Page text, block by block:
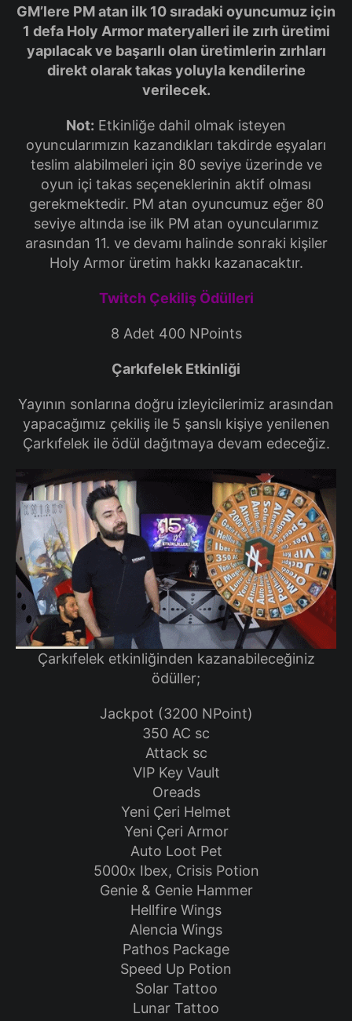
GM’lere PM atan ilk 10 sıradaki oyuncumuz için
1 defa Holy Armor materyalleri ile zırh üretimi
yapılacak ve başarılı olan üretimlerin zırhları
direkt olarak takas yoluyla kendilerine
verilecek.
Not: Etkinliğe dahil olmak isteyen
oyuncularımızın kazandıkları takdirde eşyaları
teslim alabilmeleri için 80 seviye üzerinde ve
oyun içi takas seçeneklerinin aktif olması
gerekmektedir. PM atan oyuncumuz eğer 80
seviye altında ise ilk PM atan oyuncularımız
arasından 11. ve devamı halinde sonraki kişiler
Holy Armor üretim hakkı kazanacaktır.
Twitch Çekiliş Ödülleri
8 Adet 400 NPoints
Çarkıfelek Etkinliği
Yayının sonlarına doğru izleyicilerimiz arasından
yapacağımız çekiliş ile 5 şanslı kişiye yenilenen
Çarkıfelek ile ödül dağıtmaya devam edeceğiz.
Çarkıfelek etkinliğinden kazanabileceğiniz
ödüller;
Jackpot (3200 NPoint)
350 AC sc
Attack sc
VIP Key Vault
Oreads
Yeni Çeri Helmet
Yeni Çeri Armor
Auto Loot Pet
5000x Ibex, Crisis Potion
Genie & Genie Hammer
Hellfire Wings
Alencia Wings
Pathos Package
Speed Up Potion
Solar Tattoo
Lunar Tattoo